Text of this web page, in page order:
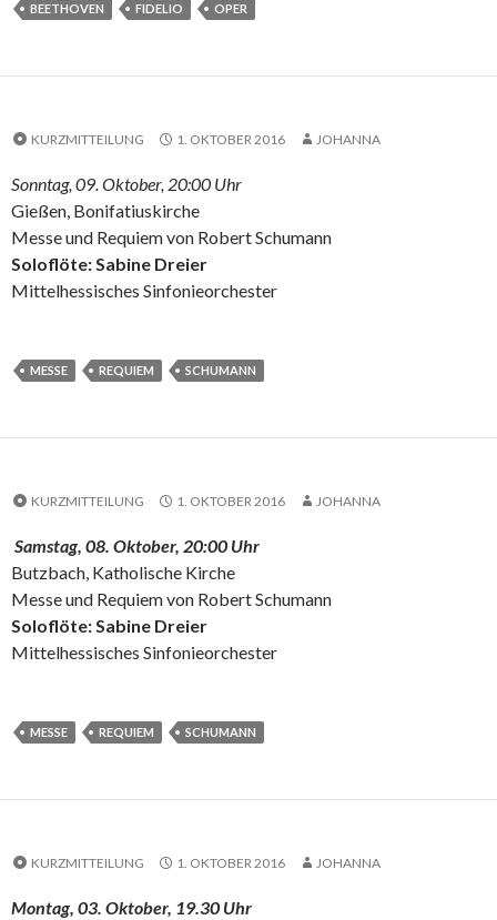
BEETHOVEN FIDELIO OPER
KURZMITTEILUNG 1. OKTOBER 2016 JOHANNA
Sonntag, 09. Oktober, 20:00 Uhr
Gießen, Bonifatiuskirche
Messe und Requiem von Robert Schumann
Soloflöte: Sabine Dreier
Mittelhessisches Sinfonieorchester
MESSE REQUIEM SCHUMANN
KURZMITTEILUNG 1. OKTOBER 2016 JOHANNA
Samstag, 08. Oktober, 20:00 Uhr
Butzbach, Katholische Kirche
Messe und Requiem von Robert Schumann
Soloflöte: Sabine Dreier
Mittelhessisches Sinfonieorchester
MESSE REQUIEM SCHUMANN
KURZMITTEILUNG 1. OKTOBER 2016 JOHANNA
Montag, 03. Oktober, 19.30 Uhr